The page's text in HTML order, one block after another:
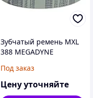
Зубчатый ремень MXL
388 MEGADYNE
Под заказ
Цену уточняйте